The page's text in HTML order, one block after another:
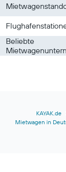
Beliebte
KAYAK.de
Mietwagen in